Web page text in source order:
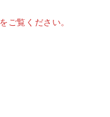
をご覧ください。